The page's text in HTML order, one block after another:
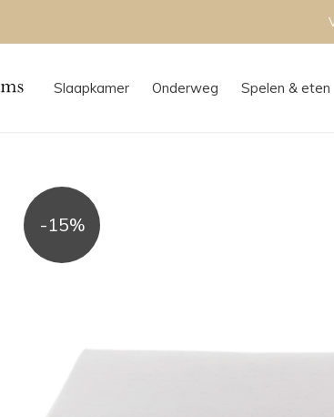
Slaapkamer Onderweg Spelen & eten
-15%